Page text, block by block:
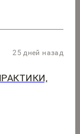
25 дней назад